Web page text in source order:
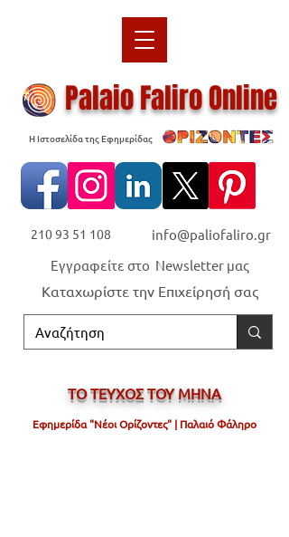
Palaio Faliro Online
Η Ιστοσελίδα της Εφημερίδας
210 93 51 108 info@paliofaliro.gr
Καταχωρίστε την Επιχείρησή σας
Εγγραφείτε στο Newsletter μας
ΤΟ ΤΕΥΧΟΣ ΤΟΥ ΜΗΝΑ
Εφημερίδα "Νέοι Ορίζοντες" | Παλαιό Φάληρο